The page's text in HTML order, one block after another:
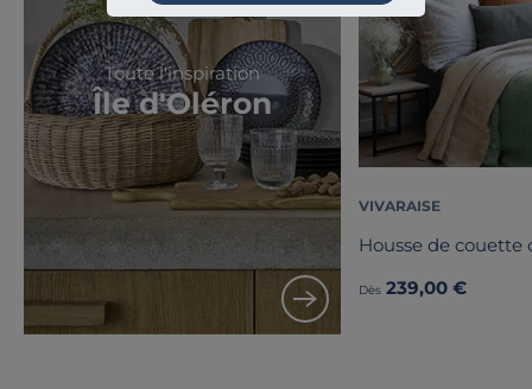
Toute l'inspiration
Île d'Oléron
VIVARAISE
Housse de couette
Dès 239,00 €